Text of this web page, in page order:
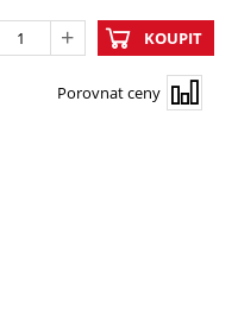
Porovnat ceny
KOUPIT